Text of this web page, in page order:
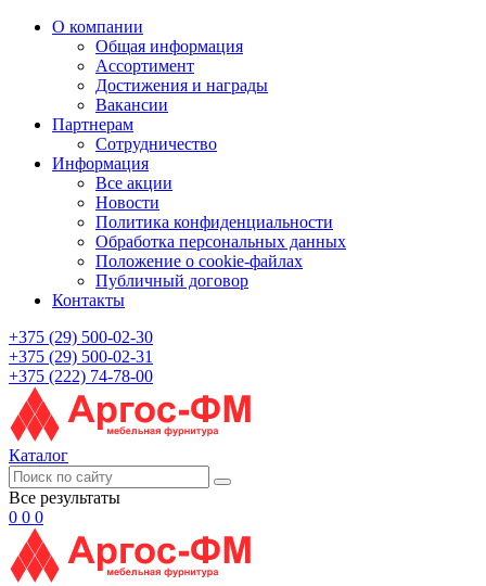
О компании
Общая информация
Ассортимент
Достижения и награды
Вакансии
Партнерам
Сотрудничество
Информация
Все акции
Новости
Политика конфиденциальности
Обработка персональных данных
Положение о cookie-файлах
Публичный договор
Контакты
+375 (29) 500-02-30
+375 (29) 500-02-31
+375 (222) 74-78-00
Каталог
Все результаты
0 0 0